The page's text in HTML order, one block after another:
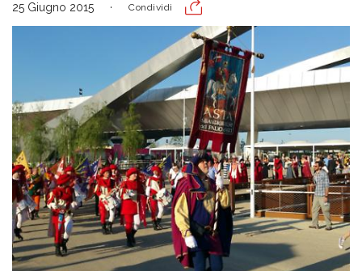
25 Giugno 2015 Condividi